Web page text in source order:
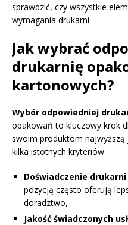
sprawdzić, czy wszystkie
wymagania drukarni.
Jak wybrać
drukarnię
kartonowych?
Wybór odpowiedniej
opakowań to kluczowy krok
swoim produktom najwyższą
kilka istotnych kryteriów:
Doświadczenie drukarni
pozycją często oferują
doradztwo,
Jakość świadczonych